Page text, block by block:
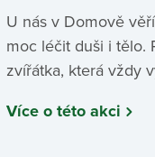
U nás v Domově
moc léčit duši i tělo.
zvířátka, která vždy
Více o této akci